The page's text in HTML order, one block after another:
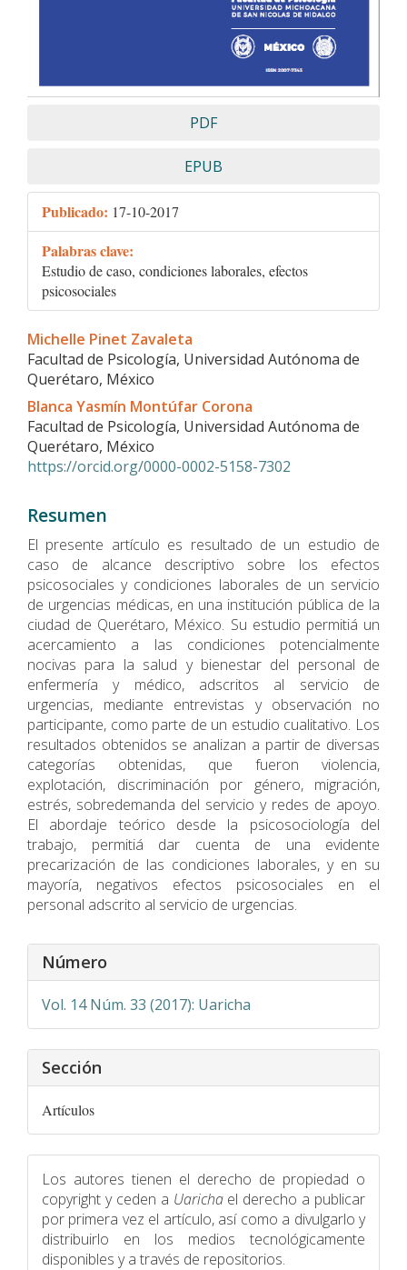
PDF
EPUB
Publicado: 17-10-2017
Palabras clave:
Estudio de caso, condiciones laborales, efectos
psicosociales
Contenido
principal
del
artículo
Michelle Pinet Zavaleta
Facultad de Psicología, Universidad Autónoma de
Querétaro, México
Blanca Yasmín Montúfar Corona
Facultad de Psicología, Universidad Autónoma de
Querétaro, México
https://orcid.org/0000-0002-5158-7302
Resumen
El presente artí­culo es resultado de un estudio de
caso de alcance descriptivo sobre los efectos
psicosociales y condiciones laborales de un servicio
de urgencias médicas, en una institución pública de la
ciudad de Querétaro, México. Su estudio permitiá un
acercamiento a las condiciones potencialmente
nocivas para la salud y bienestar del personal de
enfermería y médico, adscritos al servicio de
urgencias, mediante entrevistas y observación no
participante, como parte de un estudio cualitativo. Los
resultados obtenidos se analizan a partir de diversas
categorías obtenidas, que fueron violencia,
explotación, discriminación por género, migración,
estrés, sobredemanda del servicio y redes de apoyo.
El abordaje teórico desde la psicosociología del
trabajo, permitiá dar cuenta de una evidente
precarización de las condiciones laborales, y en su
mayorí­a, negativos efectos psicosociales en el
personal adscrito al servicio de urgencias.
Detalles
del
Número
Vol. 14 Núm. 33 (2017): Uaricha
Sección
Artículos
Los autores tienen el derecho de propiedad o
copyright y ceden a Uaricha el derecho a publicar
por primera vez el artículo, así como a divulgarlo y
distribuirlo en los medios tecnológicamente
disponibles y a través de repositorios.